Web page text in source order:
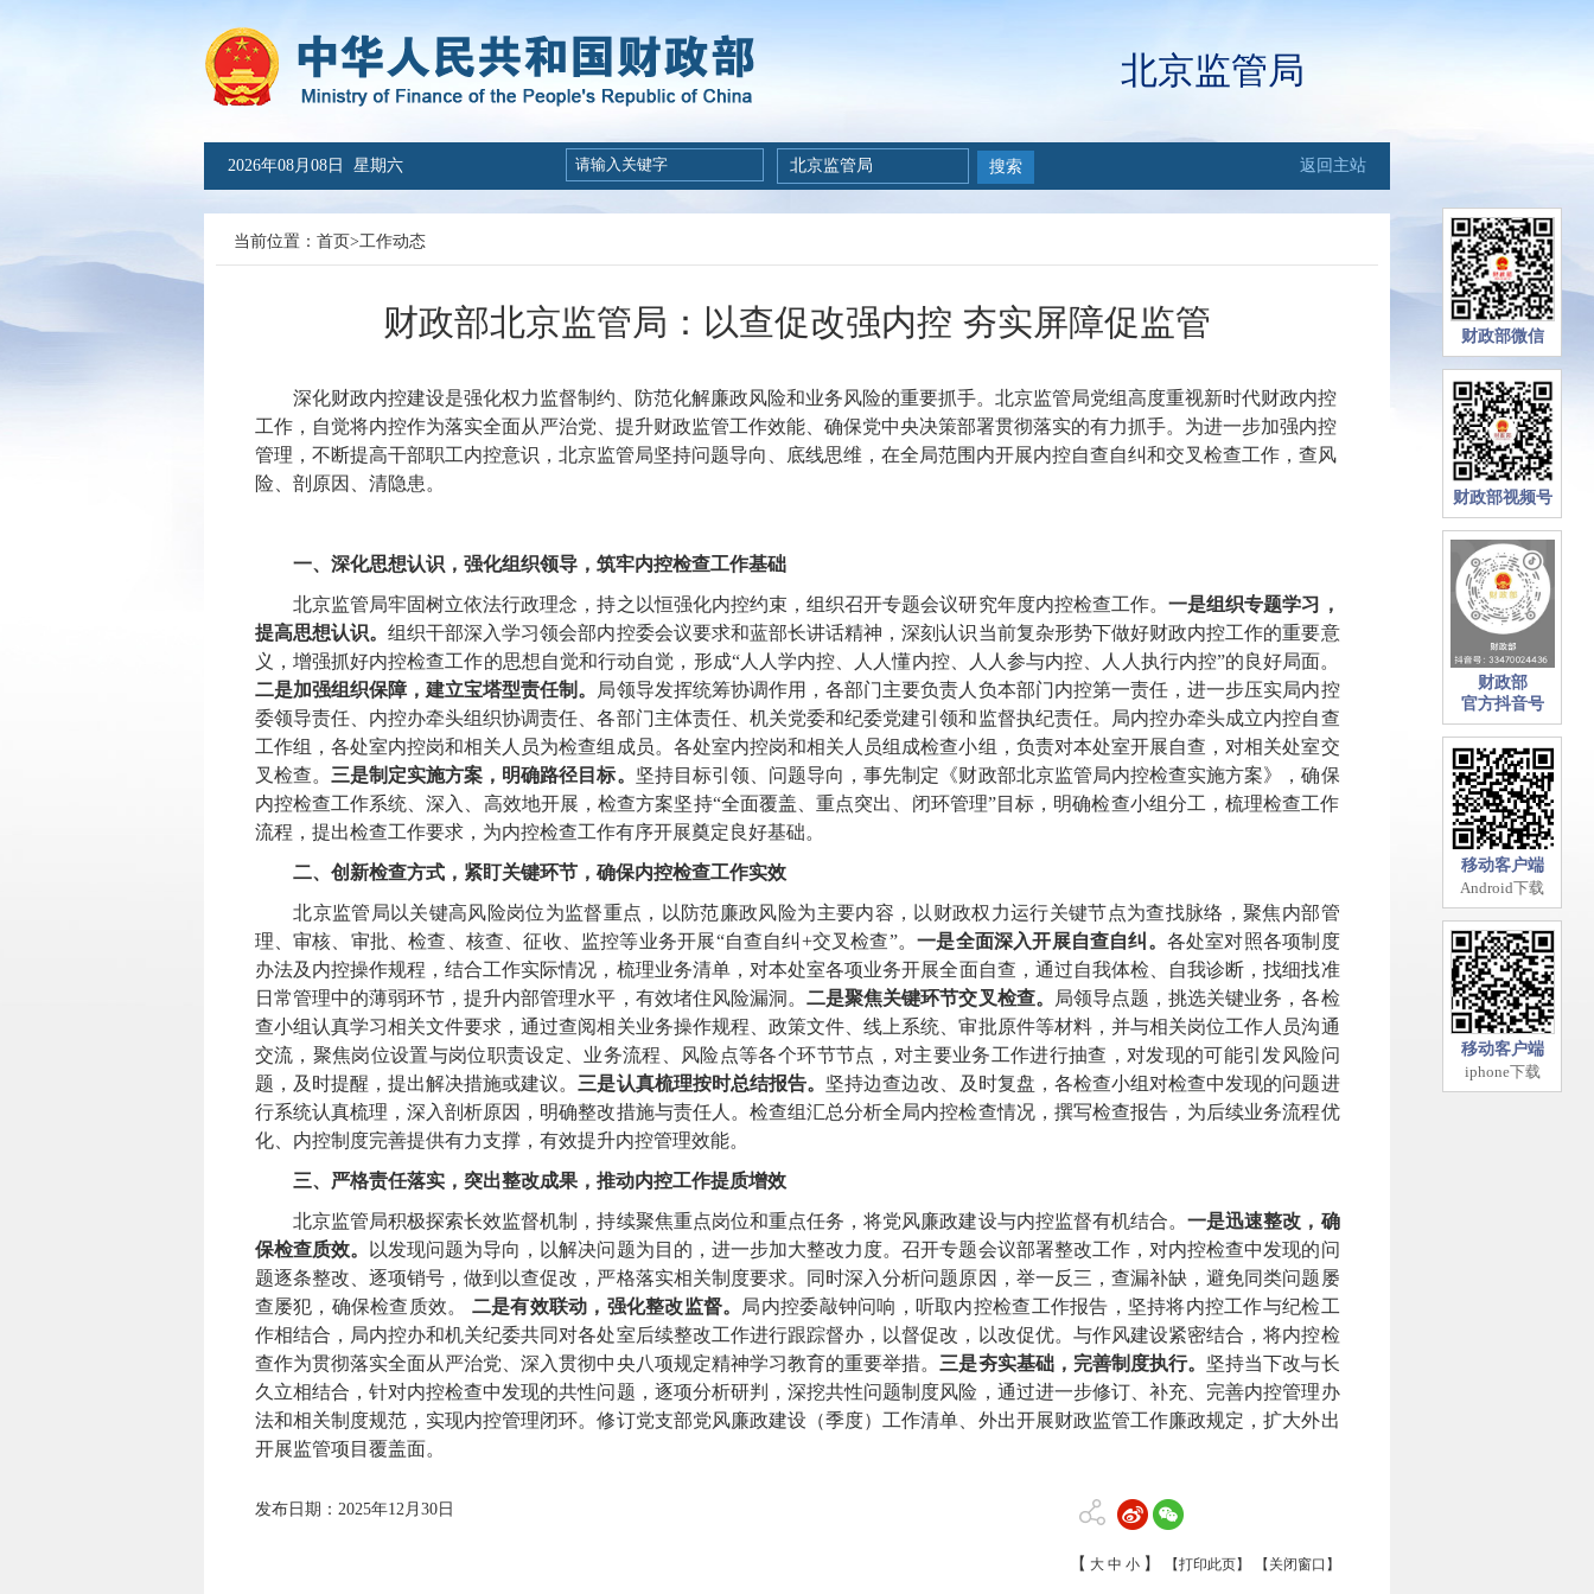
财政部微信
财政部视频号
财政部
官方抖音号
移动客户端
Android下载
移动客户端
iphone下载
北京监管局
2026年08月08日 星期六 北京监管局 搜索 返回主站
当前位置： 首页>工作动态
财政部北京监管局：以查促改强内控 夯实屏障促监管
深化财政内控建设是强化权力监督制约、防范化解廉政风险和业务风险的重要抓手。北京监管局党组高度重视新时代财政内控
工作，自觉将内控作为落实全面从严治党、提升财政监管工作效能、确保党中央决策部署贯彻落实的有力抓手。为进一步加强内控
管理，不断提高干部职工内控意识 ，北京监管局坚持问题导向、底线思维，在全局范围内开展内控自查自纠和交叉检查工作，查风
险、剖原因、清隐患。
一、深化思想认识，强化组织领导，筑牢内控检查工作基础
北京监管局牢固树立依法行政理念，持之以恒强化内控约束，组织召开专题会议研究年度内控检查工作。一是组织专题学习，
提高思想认识。 组织干部深入学习领会部内控委会议要求和蓝部长讲话精神，深刻认识当前复杂形势下做好财政内控工作的重要意
义，增强抓好内控检查工作的思想自觉和行动自觉，形成“人人学内控、人人懂内控、人人参与内控、人人执行内控”的良好局面。
二是加强组织保障，建立宝塔型责任制。 局领导发挥统筹协调作用，各部门主要负责人负本部门内控第一责任，进一步压实局内控
委领导责任、内控办牵头组织协调责任、各部门主体责任、机关党委和纪委党建引领和监督执纪责任。
局内控办牵头成立内控自查
工作组，各处室内控岗和相关人员为检查组成员。各处室内控岗和相关人员组成检查小组，负责对本处室开展自查，对相关处室交
叉检查。 三是制定实施方案，明确路径目标。 坚持目标引领、问题导向，事先制定《财政部北京监管局内控检查实施方案》，确保
内控检查工作系统、深入、高效地开展，检查方案坚持“全面覆盖、重点突出、闭环管理”目标，明确检查小组分工，梳理检查工作
流程，提出检查工作要求，为内控检查工作有序开展奠定良好基础。
二、创新检查方式，紧盯关键环节，确保内控检查工作实效
北京监管局以关键高风险岗位为监督重点，以防范廉政风险为主要内容，以财政权力运行关键节点为查找脉络，聚焦内部管
理、审核、审批、检查、核查、征收、监控等业务开展“自查自纠 +交叉检查”。一是全面深入开展自查自纠。 各处室对照各项制度
办法及内控操作规程，结合工作实际情况，梳理业务清单， 对本处室各项业务开展全面自查，通过自我体检、自我诊断，找细找准
日常管理中的薄弱环节，提升内部管理水平，有效堵住风险漏洞。二是聚焦关键环节交叉检查。
局领导点题，挑选关键业务，各检
查小组认真学习相关文件要求，通过查阅相关业务操作规程、政策文件、线上系统、审批原件等材料，并与相关岗位工作人员沟通
交流，聚焦岗位设置与岗位职责设定、业务流程、风险点等各个环节节点，对主要业务工作进行抽查，对发现的可能引发风险问
题，及时提醒， 提出解决措施或建议。 三是认真梳理按时总结报告。 坚持边查边改、及时复盘，各检查小组对检查中发现的问题进
行系统认真梳理，深入剖析原因，明确整改措施与责任人。检查组汇总分析全局内控检查情况，撰写检查报告，为后续业务流程优
化、内控制度完善提供有力支撑，有效提升内控管理效能。
三、严格责任落实，突出整改成果，推动内控工作提质增效
北京监管局积极探索长效监督机制，持续聚焦重点岗位和重点任务，将党风廉政建设与内控监督有机结合。一是迅速整改，确
保检查质效。
以发现问题为导向，以解决问题为目的，进一步加大整改力度。召开专题会议部署整改工作，对内控检查中发现的问
题逐条整改、逐项销号，做到以查促改，严格落实相关制度要求。同时深入分析问题原因，举一反三，查漏补缺，避免同类问题屡
查屡犯，确保检查质效。
二是有效联动，强化整改监督。 局内控委敲钟问响， 听取内控检查工作报告，坚持将内控工作与纪检工
作相结合，局内控办和机关纪委共同对各处室后续整改工作进行跟踪督办，以督促改，以改促优。与作风建设紧密结合，将内控检
查作为贯彻落实全面从严治党、深入贯彻中央八项规定精神学习教育的重要举措。 三是夯实基础，完善制度执行。 坚持当下改与长
久立相结合，针对内控检查中发现的共性问题，逐项分析研判，深挖共性问题制度风险，通过进一步修订、补充、完善内控管理办
法和相关制度规范，实现内控管理闭环。修订党支部党风廉政建设（季度）工作清单、外出开展财政监管工作廉政规定，扩大外出
开展监管项目覆盖面。
发布日期：2025年12月30日
【 大 中 小 】 【打印此页】 【关闭窗口】